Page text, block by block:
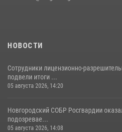
НОВОСТИ
Сотрудники лицензионно-
подвели итоги ...
05 августа 2026, 14:20
Новгородский СОБР Росгвардии
подозревае...
05 августа 2026, 14:08